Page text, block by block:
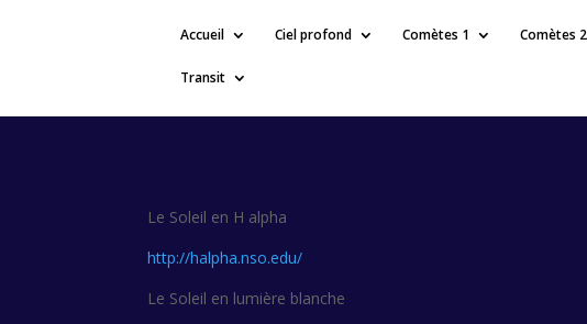
Accueil Ciel profond Comètes 1 Comètes 2
Transit
Le Soleil en H alpha
http://halpha.nso.edu/
Le Soleil en lumière blanche